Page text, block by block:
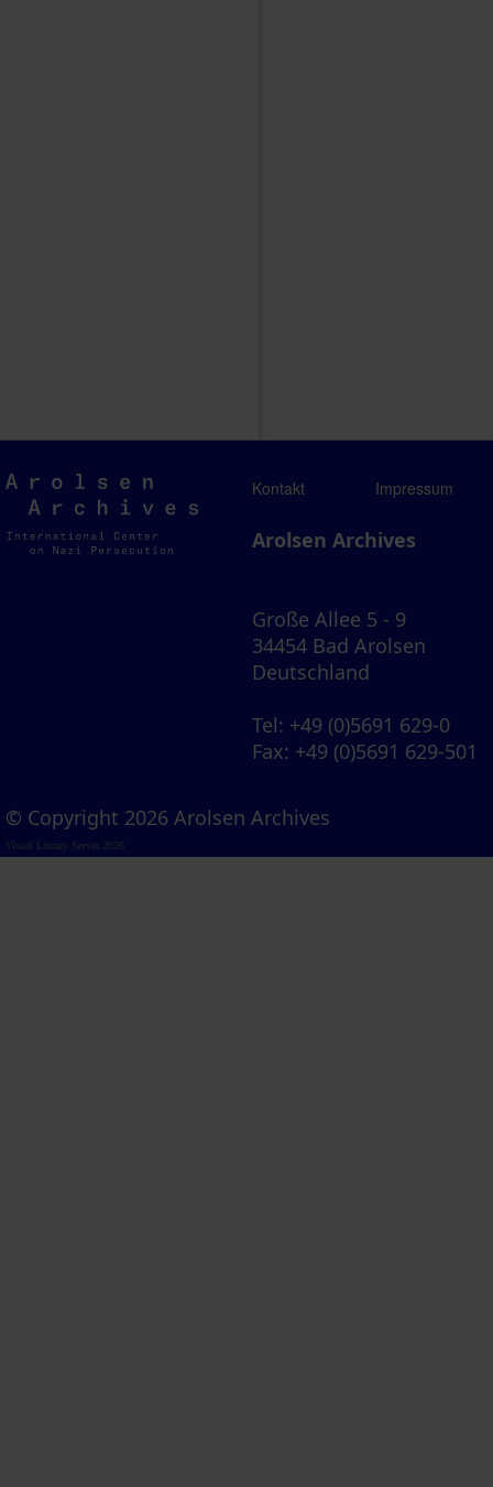
Arolsen
Archives
Kontakt Impressum
Arolsen Archives
Große Allee 5 - 9
34454 Bad Arolsen
Deutschland
Tel: +49 (0)5691 629-0
Fax: +49 (0)5691 629-501
© Copyright 2026 Arolsen Archives
Visual Library Server 2026